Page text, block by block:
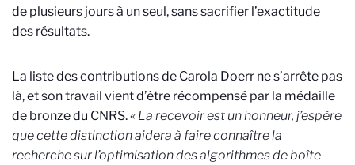
de plusieurs jours à un seul, sans sacrifier l’exactitude
des résultats.
La liste des contributions de Carola Doerr ne s’arrête pas
là, et son travail vient d’être récompensé par la médaille
de bronze du CNRS.« La recevoir est un honneur, j’espère
que cette distinction aidera à faire connaître la
recherche sur l’optimisation des algorithmes de boîte